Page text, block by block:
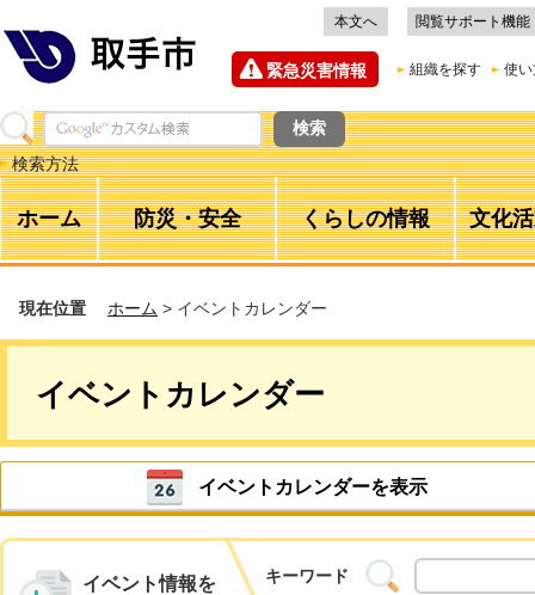
本文へ 閲覧サポート機能
緊急災害情報 組織を探す 使
検索方法
ホーム 防災・安全 くらしの情報 文化
現在位置 ホーム > イベントカレンダー
イベントカレンダー
イベントカレンダーを表示
イベント情報を
キーワード